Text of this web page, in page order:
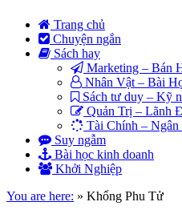
Trang chủ
Chuyện ngắn
Sách hay
Marketing – Bán
Nhân Vật – Bài
Sách tư duy – Kỹ
Quản Trị – Lãnh
Tài Chính –
Suy ngẫm
Bài học kinh doanh
Khởi Nghiệp
You are here: » Khổng Phu Tử